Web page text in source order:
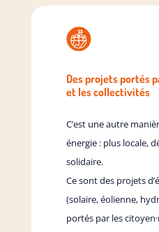
Des projets portés
et les collectivités
C’est une autre
énergie : plus locale,
solidaire.
Ce sont des projets
(solaire, éolienne,
portés par les